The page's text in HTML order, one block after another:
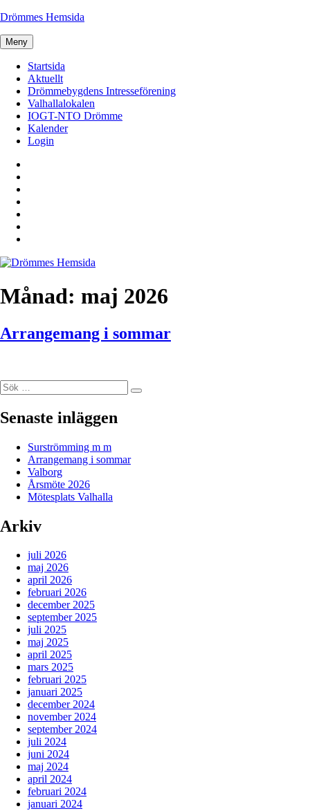
Hoppa
innehåll
Drömmes Hemsida
Meny
Startsida
Aktuellt
Drömmebygdens Intresseförening
Valhallalokalen
IOGT-NTO Drömme
Kalender
Login
Månad: maj 2026
Arrangemang i sommar
Sök
efter:
Sök
Senaste inläggen
Surströmming m m
Arrangemang i sommar
Valborg
Årsmöte 2026
Mötesplats Valhalla
Arkiv
juli 2026
maj 2026
april 2026
februari 2026
december 2025
september 2025
juli 2025
maj 2025
april 2025
mars 2025
februari 2025
januari 2025
december 2024
november 2024
september 2024
juli 2024
juni 2024
maj 2024
april 2024
februari 2024
januari 2024